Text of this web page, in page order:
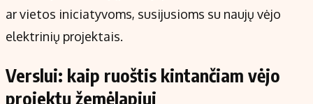
ar vietos iniciatyvoms, susijusioms su naujų vėjo
elektrinių projektais.
Verslui: kaip ruoštis kintančiam vėjo
projektų žemėlapiui